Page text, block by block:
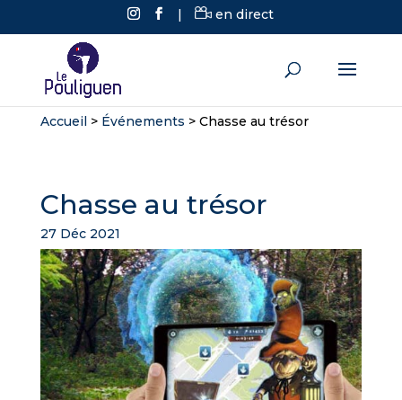
| en direct
Accueil> Événements > Chasse au trésor
Chasse au trésor
27 Déc 2021